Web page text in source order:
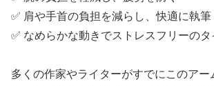
✅ 肩や手首の負担を減らし、快適に執筆
✅ なめらかな動きでストレスフリーの
多くの作家やライターがすでにこのアー